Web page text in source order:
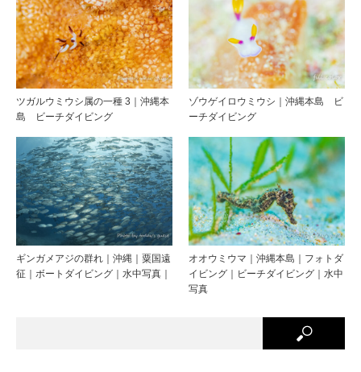
ツガルウミウシ属の一種 3｜沖縄本
島 ビーチダイビング
ゾウゲイロウミウシ｜沖縄本島 ビ
ーチダイビング
ギンガメアジの群れ｜沖縄｜粟国遠
征｜ボートダイビング｜水中写真｜
オオウミウマ｜沖縄本島｜フォトダ
イビング｜ビーチダイビング｜水中
写真